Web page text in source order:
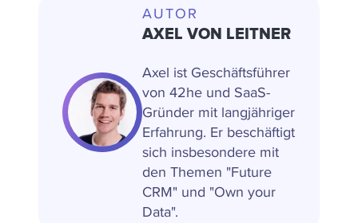
AUTOR
AXEL VON LEITNER
Axel ist Geschäftsführer
von 42he und SaaS-
Gründer mit langjähriger
Erfahrung. Er beschäftigt
sich insbesondere mit
den Themen "Future
CRM" und "Own your
Data".